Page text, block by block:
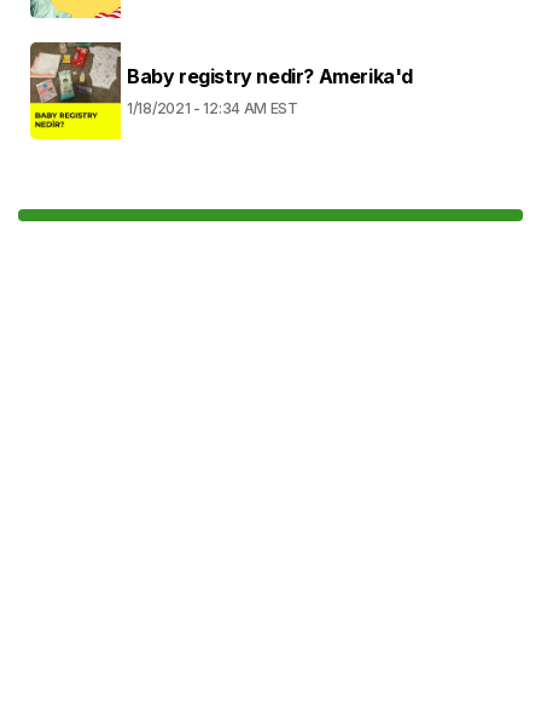
Baby registry nedir? Amerika'd
1/18/2021 - 12:34 AM EST